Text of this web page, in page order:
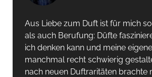
Aus Liebe zum Duft ist für mich
als auch Berufung: Düfte
ich denken kann und meine
manchmal recht schwierig
nach neuen Duftraritäten brachte